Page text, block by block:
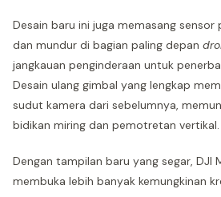
Desain baru ini juga memasang sensor
dan mundur di bagian paling depan
jangkauan penginderaan untuk
Desain ulang gimbal yang lengkap
sudut kamera dari sebelumnya,
bidikan miring dan pemotretan vertikal.
Dengan tampilan baru yang segar, DJI
membuka lebih banyak kemungkinan